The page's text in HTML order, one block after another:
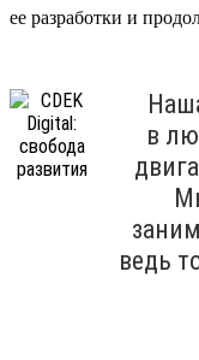
ее разработки и
в
ведь